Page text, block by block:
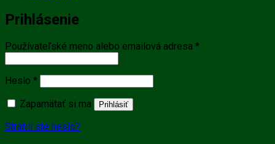
Prihlásenie
Používateľské meno alebo emailová adresa *Povinné
Heslo *Povinné
Zapamätať si ma Prihlásiť
Stratili ste heslo?